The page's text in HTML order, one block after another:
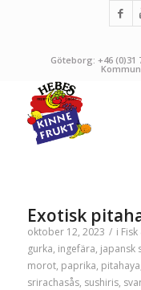
Göteborg: +46 (0)31
Exotisk
oktober 12, 2023 / i
gurka, ingefära, japansk
morot, paprika, pitahaya
srirachasås, sushiris,